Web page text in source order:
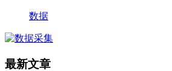
数据
最新文章